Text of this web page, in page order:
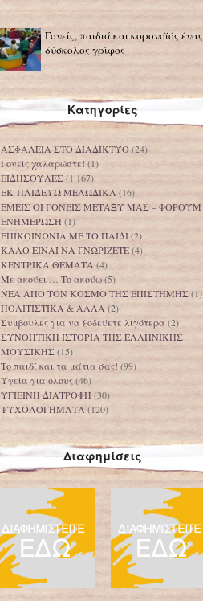
Γονείς, παιδιά και κορονοϊός ένας
δύσκολος γρίφος
Κατηγορίες
ΑΣΦΑΛΕΙΑ ΣΤΟ ΔΙΑΔΙΚΤΥΟ(24)
Γονείς χαλαρώστε! (1)
ΕΙΔΗΣΟΥΛΕΣ(1.167)
ΕΚ-ΠΑΙΔΕΥΩ ΜΕΛΩΔΙΚΑ (16)
ΕΜΕΙΣ ΟΙ ΓΟΝΕΙΣ ΜΕΤΑΞΥ ΜΑΣ – ΦΟΡΟΥΜ
ΕΝΗΜΕΡΩΣΗ(1)
ΕΠΙΚΟΙΝΩΝΙΑ ΜΕ ΤΟ ΠΑΙΔΙ(2)
ΚΑΛΟ ΕΙΝΑΙ ΝΑ ΓΝΩΡΙΖΕΤΕ(4)
ΚΕΝΤΡΙΚΑ ΘΕΜΑΤΑ (4)
Με ακούει … Το ακούω(5)
ΝΕΑ ΑΠΟ ΤΟΝ ΚΟΣΜΟ ΤΗΣ ΕΠΙΣΤΗΜΗΣ(1)
ΠΟΛΙΤΙΣΤΙΚΑ & ΑΛΛΑ (2)
Συμβουλές για να ξοδεύετε λιγότερα (2)
ΣΥΝΟΠΤΙΚΗ ΙΣΤΟΡΙΑ ΤΗΣ ΕΛΛΗΝΙΚΗΣ
ΜΟΥΣΙΚΗΣ(15)
Το παιδί και τα μάτια σας! (99)
Υγεία για όλους(46)
ΥΓΙΕΙΝΗ ΔΙΑΤΡΟΦΗ (30)
ΨΥΧΟΛΟΓΗΜΑΤΑ (120)
Διαφημίσεις